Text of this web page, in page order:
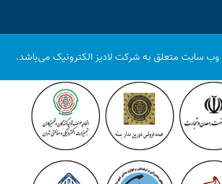
سایت متعلق به شرکت لادیز الکترونیک می‌باشد.